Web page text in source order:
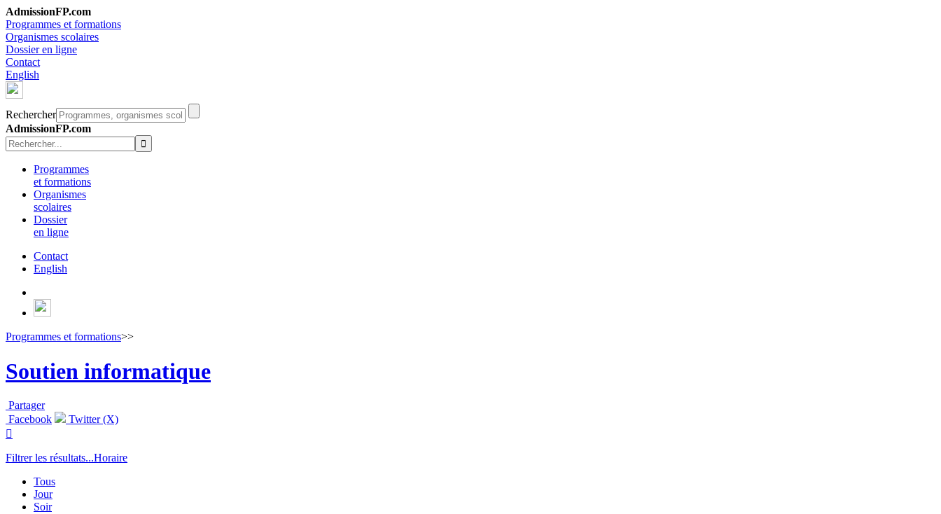
AdmissionFP.com
Programmes et formations
Organismes scolaires
Dossier en ligne
Contact
English
Rechercher
AdmissionFP.com
Programmes
et formations
Organismes
scolaires
Dossier
en ligne
Contact
English
Programmes et formations>>
Soutien informatique
Partager
Facebook
Twitter (X)

Filtrer les résultats...Horaire
Tous
Jour
Soir